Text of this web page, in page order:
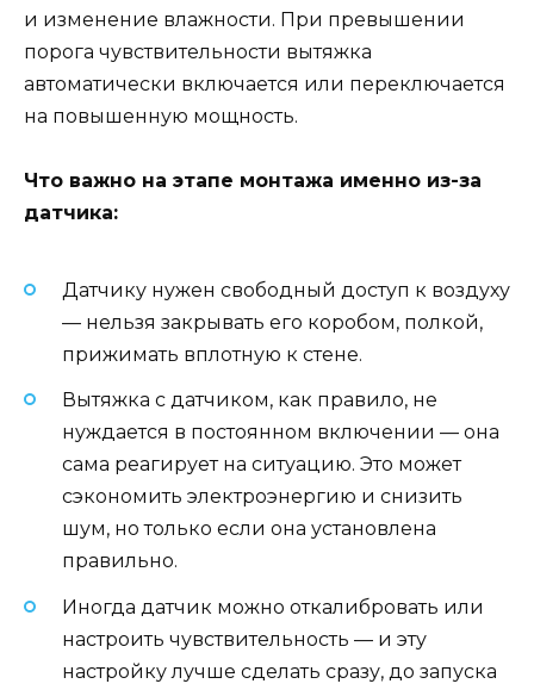
и изменение влажности. При превышении
порога чувствительности вытяжка
автоматически включается или переключается
на повышенную мощность.
Что важно на этапе монтажа именно из-за
датчика:
Датчику нужен свободный доступ к воздуху
— нельзя закрывать его коробом, полкой,
прижимать вплотную к стене.
Вытяжка с датчиком, как правило, не
нуждается в постоянном включении — она
сама реагирует на ситуацию. Это может
сэкономить электроэнергию и снизить
шум, но только если она установлена
правильно.
Иногда датчик можно откалибровать или
настроить чувствительность — и эту
настройку лучше сделать сразу, до запуска